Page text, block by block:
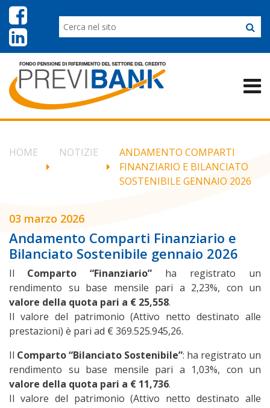
HOME NOTIZIE
ANDAMENTO COMPARTI
FINANZIARIO E BILANCIATO
SOSTENIBILE GENNAIO 2026
03 marzo 2026
Andamento Comparti Finanziario e
Bilanciato Sostenibile gennaio 2026
Il Comparto “Finanziario” ha registrato un
rendimento su base mensile pari a 2,23%, con un
valore della quota pari a € 25,558.
Il valore del patrimonio (Attivo netto destinato alle
prestazioni) è pari ad € 369.525.945,26.
Il Comparto “Bilanciato Sostenibile”: ha registrato un
rendimento su base mensile pari a 1,03%, con un
valore della quota pari a € 11,736.
Il valore del patrimonio (Attivo netto destinato alle